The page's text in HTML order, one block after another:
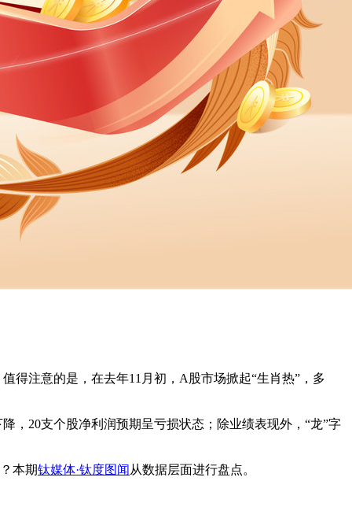
得注意的是，在去年11月初，A股市场掀起“生肖热”，多
，20支个股净利润预期呈亏损状态；除业绩表现外，“龙”字
本期钛媒体·钛度图闻从数据层面进行盘点。